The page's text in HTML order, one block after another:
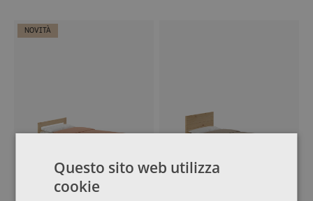
NOVITÀ
Questo sito web utilizza
cookie